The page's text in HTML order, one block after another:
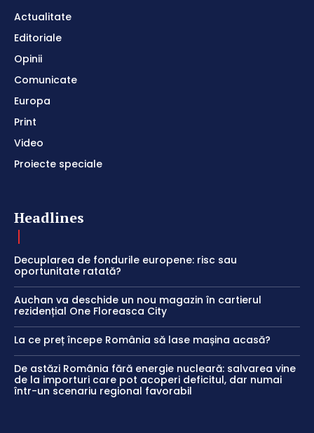
Actualitate
Editoriale
Opinii
Comunicate
Europa
Print
Video
Proiecte speciale
Headlines
Decuplarea de fondurile europene: risc sau
oportunitate ratată?
Auchan va deschide un nou magazin în cartierul
rezidențial One Floreasca City
La ce preț începe România să lase mașina acasă?
De astăzi România fără energie nucleară: salvarea vine
de la importuri care pot acoperi deficitul, dar numai
într-un scenariu regional favorabil